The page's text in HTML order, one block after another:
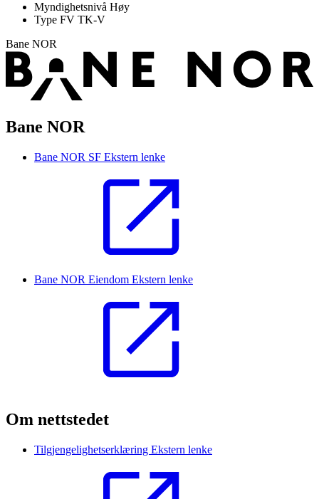
Myndighetsnivå Høy
Type FV TK-V
Bane NOR
Bane NOR
Bane NOR SF Ekstern lenke
Bane NOR Eiendom Ekstern lenke
Om nettstedet
Tilgjengelighetserklæring Ekstern lenke